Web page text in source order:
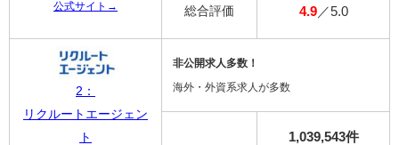
公式サイト→ 総合評価 4.9／5.0
2：
リクルートエージェン
ト
非公開求人多数！
海外・外資系求人が多数
1,039,543件